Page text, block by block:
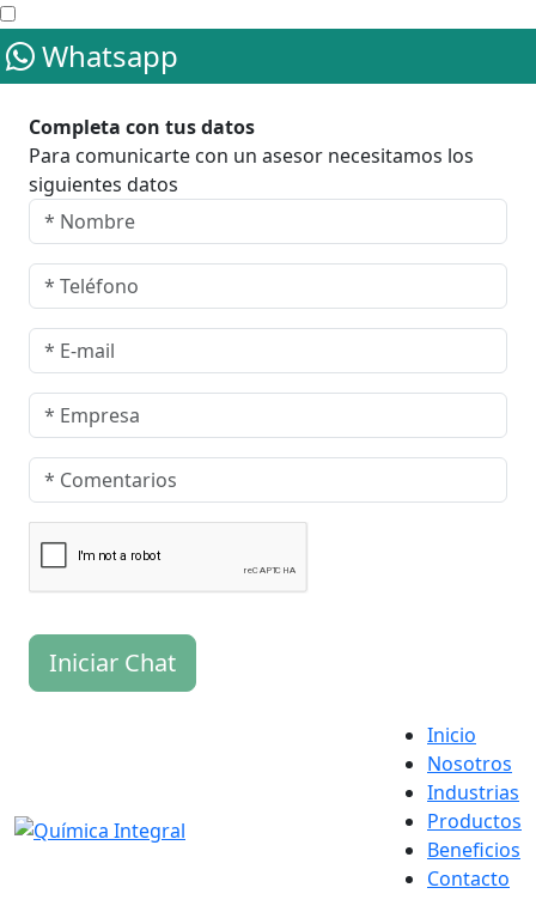
Whatsapp
Completa con tus datos
Para comunicarte con un asesor necesitamos los
siguientes datos
Iniciar Chat
Inicio
Nosotros
Industrias
Productos
Beneficios
Contacto